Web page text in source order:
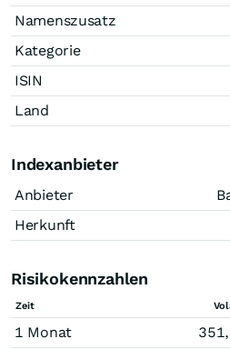
Namenszusatz
Kategorie
ISIN
Land
Indexanbieter
Anbieter
Herkunft
Risikokennzahlen
Zeit
1 Monat